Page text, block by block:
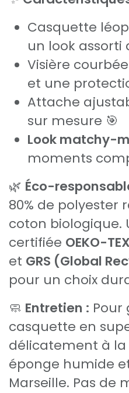
Casquette
un look assorti
Visière
et une
Attache
sur mesure 🎯
Look matchy-
moments
🌿 Éco-
80% de polyester
coton biologique.
certifiée OEKO-
et GRS (Global
pour un choix
🧼 Entretien : Pour
casquette en
délicatement à
éponge humide
Marseille. Pas de